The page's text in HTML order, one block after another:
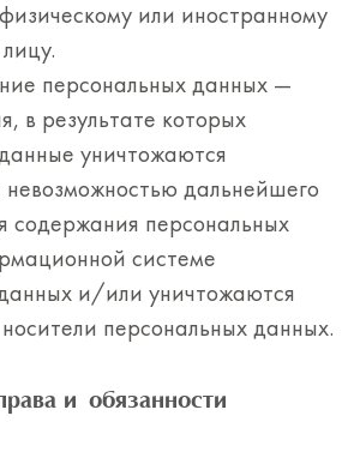
или иностранному
персональных данных —
в результате которых
уничтожаются
невозможностью дальнейшего
содержания персональных
системе
и/или уничтожаются
персональных данных.
и обязанности